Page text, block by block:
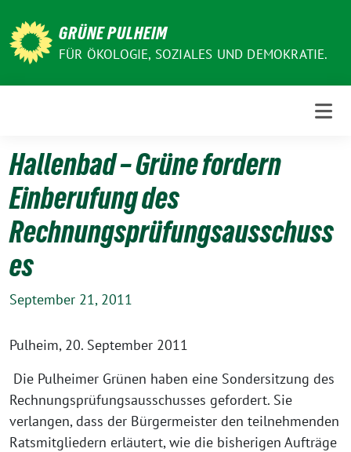
zum
Inhalt
GRÜNE PULHEIM
FÜR ÖKOLOGIE, SOZIALES UND DEMOKRATIE.
Hallenbad – Grüne fordern
Einberufung des
Rechnungsprüfungsausschuss
es
September 21, 2011
Pulheim, 20. September 2011
Die Pulheimer Grünen haben eine Sondersitzung des
Rechnungsprüfungsausschusses gefordert. Sie
verlangen, dass der Bürgermeister den teilnehmenden
Ratsmitgliedern erläutert, wie die bisherigen Aufträge